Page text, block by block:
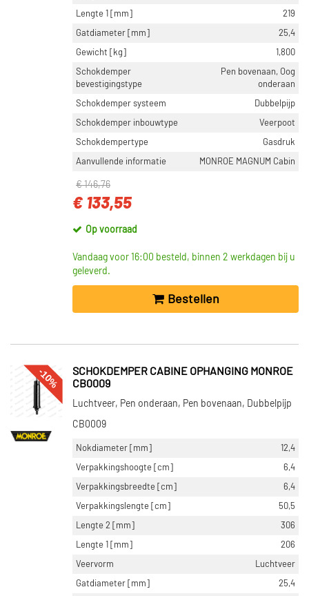
Lengte 1 [mm]
219
Gatdiameter [mm]
25,4
Gewicht [kg]
1,800
Schokdemper
bevestigingstype
Pen bovenaan, Oog
onderaan
Schokdemper systeem
Dubbelpijp
Schokdemper inbouwtype
Veerpoot
Schokdempertype
Gasdruk
Aanvullende informatie
MONROE MAGNUM Cabin
€ 146,76
€ 133,55
Op voorraad
Vandaag voor 16:00 besteld, binnen 2 werkdagen bij u
geleverd.
Bestellen
-10%
SCHOKDEMPER CABINE OPHANGING MONROE
CB0009
Luchtveer, Pen onderaan, Pen bovenaan, Dubbelpijp
CB0009
Nokdiameter [mm]
12,4
Verpakkingshoogte [cm]
6,4
Verpakkingsbreedte [cm]
6,4
Verpakkingslengte [cm]
50,5
Lengte 2 [mm]
306
Lengte 1 [mm]
206
Veervorm
Luchtveer
Gatdiameter [mm]
25,4